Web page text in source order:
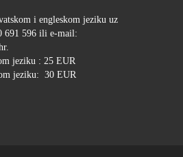
i engleskom jeziku uz
691 596 ili e-mail:
jeziku : 25 EUR
jeziku: 30 EUR